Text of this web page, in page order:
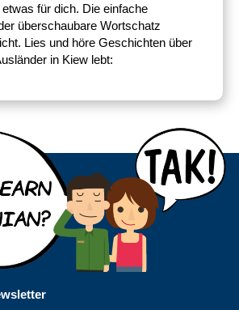
für dich. Die einfache
überschaubare Wortschatz
Lies und höre Geschichten über
in Kiew lebt: